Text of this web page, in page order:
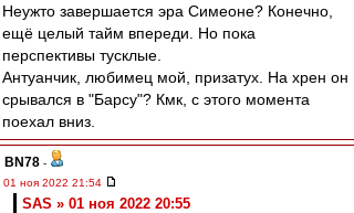
Неужто завершается эра Симеоне? Конечно,
ещё целый тайм впереди. Но пока
перспективы тусклые.
Антуанчик, любимец мой, призатух. На хрен он
срывался в "Барсу"? Кмк, с этого момента
поехал вниз.
BN78 -
01 ноя 2022 21:54
SAS » 01 ноя 2022 20:55